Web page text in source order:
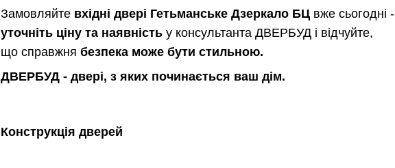
Замовляйте вхідні двері Гетьманське Дзеркало БЦ вже сьогодні -
уточніть ціну та наявність у консультанта ДВЕРБУД і відчуйте,
що справжня безпека може бути стильною.
ДВЕРБУД - двері, з яких починається ваш дім.
Конструкція дверей